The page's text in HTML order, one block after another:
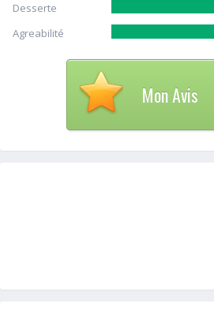
Desserte
Agreabilité
Mon Avis